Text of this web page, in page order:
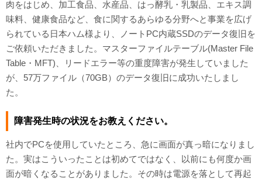
肉をはじめ、加工食品、水産品、はっ酵乳・乳製品、エキス調
味料、健康食品など、食に関するあらゆる分野へと事業を広げ
られている日本ハム様より、ノートPC内蔵SSDのデータ復旧を
ご依頼いただきました。マスターファイルテーブル(Master File
Table・MFT)、リードエラー等の重度障害が発生していました
が、57万ファイル（70GB）のデータ復旧に成功いたしまし
た。
障害発生時の状況をお教えください。
社内でPCを使用していたところ、急に画面が真っ暗になりまし
た。実はこういったことは初めてではなく、以前にも何度か画
面が暗くなることがありました。その時は電源を落として再起
会社案内・会社概要